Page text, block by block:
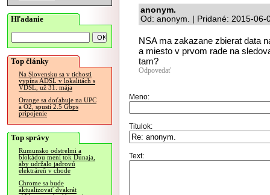
Hľadanie
Top články
Na Slovensku sa v tichosti
vypína ADSL v lokalitách s
VDSL, už 31. mája
Orange sa doťahuje na UPC
a O2, spustí 2.5 Gbps
pripojenie
Top správy
Rumunsko odstrelmi a
blokádou mení tok Dunaja,
aby udržalo jadrovú
elektráreň v chode
Chrome sa bude
aktualizovať dvakrát
anonym.
Od: anonym. | Pridané: 2015-06-
NSA ma zakazane zbierat data
a miesto v prvom rade na
tam?
Odpovedať
Meno:
Titulok:
Text: